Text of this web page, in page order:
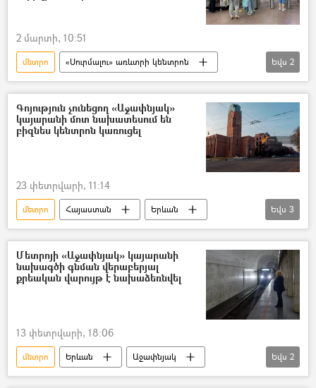
2 մարտի, 10:51
մետրո
«Սուրմալու» առևտրի կենտրոն
Երևան
Երևանի քաղաքապետարան
Եվս 2
Գոյություն չունեցող «Աջափնյակ»
կայարանի մոտ նախատեսում են
բիզնես կենտրոն կառուցել
23 փետրվարի, 11:14
մետրո Հայաստան
Երևան
կայարան
բիզնես
Երևանի քաղաքապետարան
Եվս 3
Մետրոյի «Աջափնյակ» կայարանի
նախագծի գնման վերաբերյալ
քրեական վարույթ է նախաձեռնվել
13 փետրվարի, 18:06
մետրո Երևան
Աջափնյակ
Երևանի քաղաքապետարան
նախագիծ
Եվս 2